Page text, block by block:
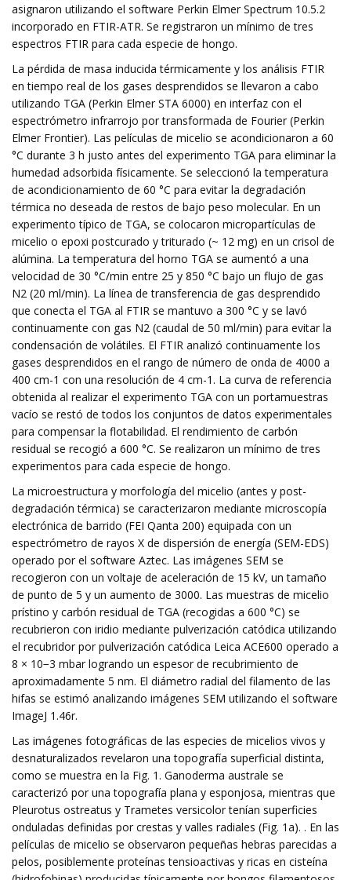
asignaron utilizando el software Perkin Elmer Spectrum 10.5.2
incorporado en FTIR-ATR. Se registraron un mínimo de tres
espectros FTIR para cada especie de hongo.
La pérdida de masa inducida térmicamente y los análisis FTIR
en tiempo real de los gases desprendidos se llevaron a cabo
utilizando TGA (Perkin Elmer STA 6000) en interfaz con el
espectrómetro infrarrojo por transformada de Fourier (Perkin
Elmer Frontier). Las películas de micelio se acondicionaron a 60
°C durante 3 h justo antes del experimento TGA para eliminar la
humedad adsorbida físicamente. Se seleccionó la temperatura
de acondicionamiento de 60 °C para evitar la degradación
térmica no deseada de restos de bajo peso molecular. En un
experimento típico de TGA, se colocaron micropartículas de
micelio o epoxi postcurado y triturado (~ 12 mg) en un crisol de
alúmina. La temperatura del horno TGA se aumentó a una
velocidad de 30 °C/min entre 25 y 850 °C bajo un flujo de gas
N2 (20 ml/min). La línea de transferencia de gas desprendido
que conecta el TGA al FTIR se mantuvo a 300 °C y se lavó
continuamente con gas N2 (caudal de 50 ml/min) para evitar la
condensación de volátiles. El FTIR analizó continuamente los
gases desprendidos en el rango de número de onda de 4000 a
400 cm-1 con una resolución de 4 cm-1. La curva de referencia
obtenida al realizar el experimento TGA con un portamuestras
vacío se restó de todos los conjuntos de datos experimentales
para compensar la flotabilidad. El rendimiento de carbón
residual se recogió a 600 °C. Se realizaron un mínimo de tres
experimentos para cada especie de hongo.
La microestructura y morfología del micelio (antes y post-
degradación térmica) se caracterizaron mediante microscopía
electrónica de barrido (FEI Qanta 200) equipada con un
espectrómetro de rayos X de dispersión de energía (SEM-EDS)
operado por el software Aztec. Las imágenes SEM se
recogieron con un voltaje de aceleración de 15 kV, un tamaño
de punto de 5 y un aumento de 3000. Las muestras de micelio
prístino y carbón residual de TGA (recogidas a 600 °C) se
recubrieron con iridio mediante pulverización catódica utilizando
el recubridor por pulverización catódica Leica ACE600 operado a
8 × 10−3 mbar logrando un espesor de recubrimiento de
aproximadamente 5 nm. El diámetro radial del filamento de las
hifas se estimó analizando imágenes SEM utilizando el software
ImageJ 1.46r.
Las imágenes fotográficas de las especies de micelios vivos y
desnaturalizados revelaron una topografía superficial distinta,
como se muestra en la Fig. 1. Ganoderma australe se
caracterizó por una topografía plana y esponjosa, mientras que
Pleurotus ostreatus y Trametes versicolor tenían superficies
onduladas definidas por crestas y valles radiales (Fig. 1a). . En las
películas de micelio se observaron pequeñas hebras parecidas a
pelos, posiblemente proteínas tensioactivas y ricas en cisteína